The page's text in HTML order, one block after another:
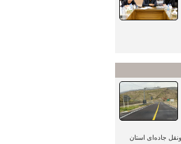
جاده‌ای استان